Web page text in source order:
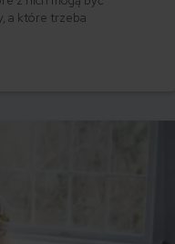
a które trzeba